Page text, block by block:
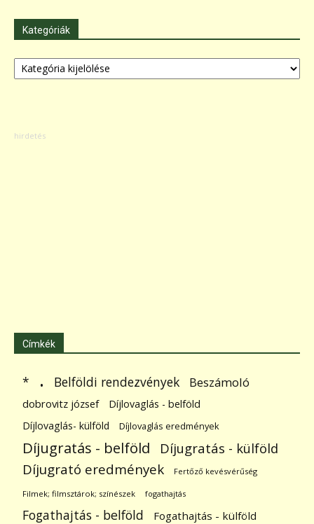
Kategóriák
Kategóriák
Címkék
* . Belföldi rendezvények Beszámoló
dobrovitz józsef
Díjlovaglás - belföld
Díjlovaglás- külföld
Díjlovaglás eredmények
Díjugratás - belföld Díjugratás - külföld
Díjugrató eredmények Fertőző kevésvérűség
Filmek; filmsztárok; színészek fogathajtás
Fogathajtás - belföld Fogathajtás - külföld